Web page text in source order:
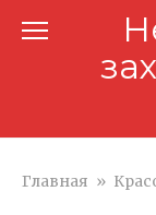
Главная »